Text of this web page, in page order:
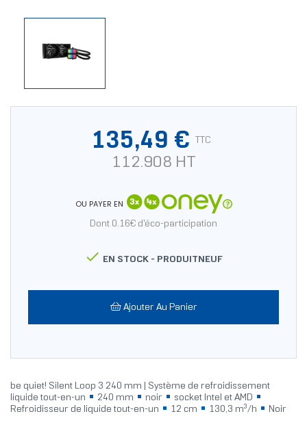
135,49 € TTC
112.908 HT
OU PAYER EN
Dont 0.16€ d'éco-participation
 EN STOCK - PRODUITNEUF
Ajouter Au Panier
be quiet! Silent Loop 3 240 mm | Système de refroidissement
liquide tout-en-un
240 mm noir
socket Intel et AMD
Refroidisseur de liquide tout-en-un
12 cm 130,3 m³/h Noir